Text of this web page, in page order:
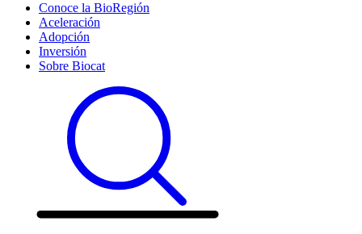
Conoce la BioRegión
Aceleración
Adopción
Inversión
Sobre Biocat